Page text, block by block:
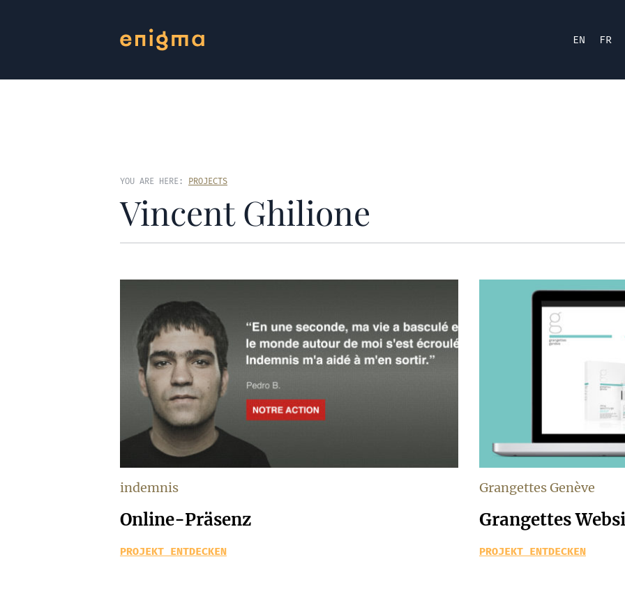
EN FR
YOU ARE HERE: PROJECTS
Vincent Ghilione
indemnis
Online-Präsenz
PROJEKT ENTDECKEN
Grangettes Genève
Grangettes
PROJEKT ENTDECKEN